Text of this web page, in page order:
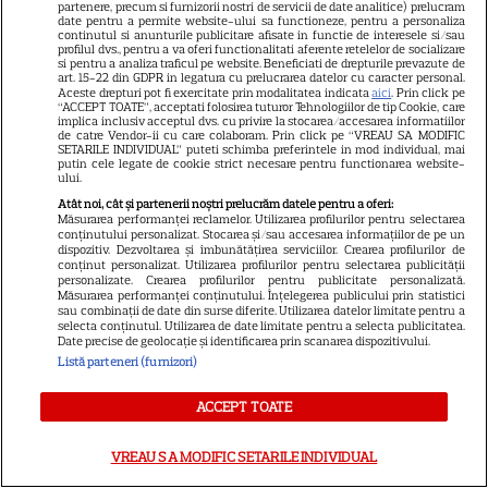
NUMĂRUL CURENT
ABONEAZA-TE LA REVISTĂ
Libertatea
Libertatea pentru femei
GSP
Știri mondene
Avantaje
Unica
partenere, precum si furnizorii nostri de servicii de date analitice) prelucram
date pentru a permite website-ului sa functioneze, pentru a personaliza
continutul si anunturile publicitare afisate in functie de interesele si/sau
profilul dvs., pentru a va oferi functionalitati aferente retelelor de socializare
si pentru a analiza traficul pe website. Beneficiati de drepturile prevazute de
art. 15-22 din GDPR in legatura cu prelucrarea datelor cu caracter personal.
Aceste drepturi pot fi exercitate prin modalitatea indicataaici. Prin click pe
“ACCEPT TOATE”, acceptati folosirea tuturor Tehnologiilor de tip Cookie, care
implica inclusiv acceptul dvs. cu privire la stocarea/accesarea informatiilor
de catre Vendor-ii cu care colaboram. Prin click pe “VREAU SA MODIFIC
SETARILE INDIVIDUAL” puteti schimba preferintele in mod individual, mai
putin cele legate de cookie strict necesare pentru functionarea website-
ului.
Atât noi, cât și partenerii noștri prelucrăm datele pentru a oferi:
Măsurarea performanței reclamelor. Utilizarea profilurilor pentru selectarea
conținutului personalizat. Stocarea și/sau accesarea informațiilor de pe un
dispozitiv. Dezvoltarea și îmbunătățirea serviciilor. Crearea profilurilor de
conținut personalizat. Utilizarea profilurilor pentru selectarea publicității
personalizate. Crearea profilurilor pentru publicitate personalizată.
Măsurarea performanței conținutului. Înțelegerea publicului prin statistici
sau combinații de date din surse diferite. Utilizarea datelor limitate pentru a
selecta conținutul. Utilizarea de date limitate pentru a selecta publicitatea.
Date precise de geolocație și identificarea prin scanarea dispozitivului.
Listă parteneri (furnizori)
ACCEPT TOATE
VREAU SA MODIFIC SETARILE INDIVIDUAL